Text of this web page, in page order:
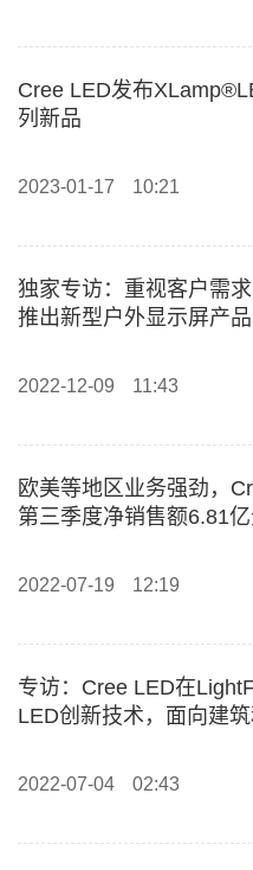
Cree LED发布
列新品
2023-01-17 10:21
独家专访：重视客户需
推出新型户外显示屏产品
2022-12-09 11:43
欧美等地区业务强劲，
第三季度净销售额6.81
2022-07-19 12:19
专访：Cree LED在
LED创新技术，面向建
2022-07-04 02:43